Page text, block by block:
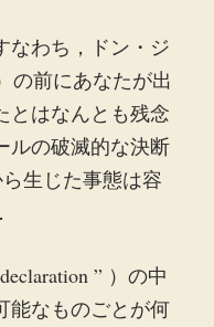
なわち，ドン・ジ
の前にあなたが出
とはなんとも残念
ルの破滅的な決断
ら生じた事態は容
” ）の中
能なものごとが何